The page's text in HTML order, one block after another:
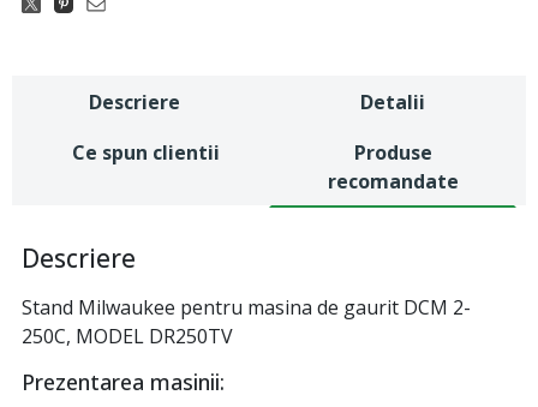
Descriere
Detalii
Ce spun clientii
Produse
recomandate
Descriere
Stand Milwaukee pentru masina de gaurit DCM 2-
250C, MODEL DR250TV
Prezentarea masinii: